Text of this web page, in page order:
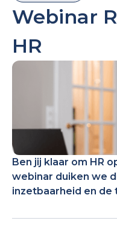
Webinar
HR
Ben jij klaar om HR
webinar duiken we
inzetbaarheid en de